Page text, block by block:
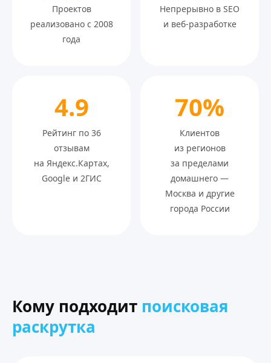
Проектов
реализовано с 2008
года
Непрерывно в SEO
и веб-разработке
4.9
Рейтинг по 36
отзывам
на Яндекс.Картах,
Google и 2ГИС
70%
Клиентов
из регионов
за пределами
домашнего —
Москва и другие
города России
Кому подходит поисковая
раскрутка